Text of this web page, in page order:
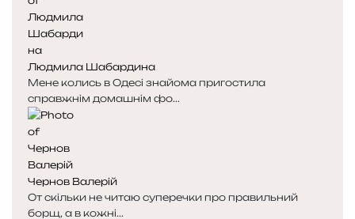
Людмила Шабардина
Мене колись в Одесі знайома пригостила
справжнім домашнім фо...
Чернов Валерій
От скільки не читаю суперечки про правильний
борщ, а в кожні...